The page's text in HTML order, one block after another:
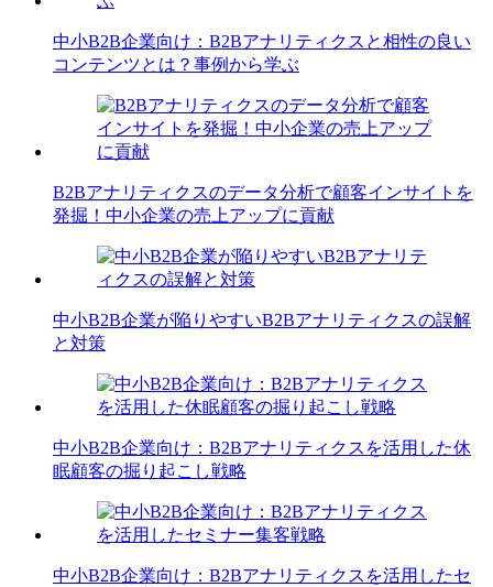
中小B2B企業向け：B2Bアナリティクスと相性の良い
コンテンツとは？事例から学ぶ
B2Bアナリティクスのデータ分析で顧客インサイトを
発掘！中小企業の売上アップに貢献
中小B2B企業が陥りやすいB2Bアナリティクスの誤解
と対策
中小B2B企業向け：B2Bアナリティクスを活用した休
眠顧客の掘り起こし戦略
中小B2B企業向け：B2Bアナリティクスを活用したセ